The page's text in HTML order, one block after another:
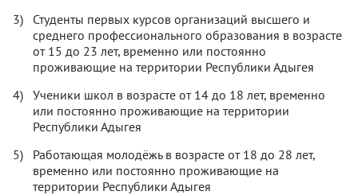
Студенты первых курсов организаций высшего и
среднего профессионального образования в возрасте
от 15 до 23 лет, временно или постоянно
проживающие на территории Республики Адыгея
Ученики школ в возрасте от 14 до 18 лет, временно
или постоянно проживающие на территории
Республики Адыгея
Работающая молодёжь в возрасте от 18 до 28 лет,
временно или постоянно проживающие на
территории Республики Адыгея